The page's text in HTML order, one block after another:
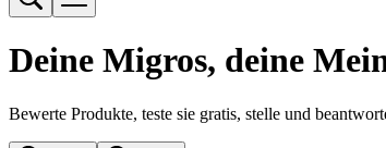
Deine Migros, deine
Bewerte Produkte, teste sie gratis, stelle und